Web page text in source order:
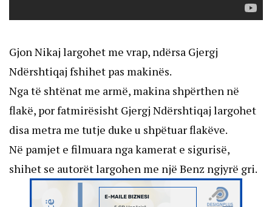
Video
Gjon Nikaj largohet me vrap, ndërsa Gjergj
Ndërshtiqaj fshihet pas makinës.
Nga të shtënat me armë, makina shpërthen në
flakë, por fatmirësisht Gjergj Ndërshtiqaj largohet
disa metra me tutje duke u shpëtuar flakëve.
Në pamjet e filmuara nga kamerat e sigurisë,
shihet se autorët largohen me një Benz ngjyrë gri.